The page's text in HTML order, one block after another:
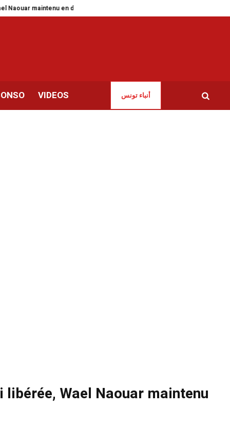
maintenu en détention
VIDEOS أنباء تونس
Wael Naouar maintenu